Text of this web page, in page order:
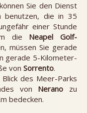
Sie den Dienst
benutzen, die in 35
einer Stunde
die Neapel Golf-
müssen Sie gerade
gerade 5-Kilometer-
von Sorrento.
des Meer-Parks
von Nerano zu
bedecken.